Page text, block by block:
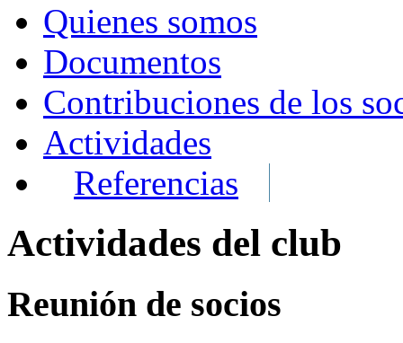
Quienes somos
Documentos
Contribuciones de los
Actividades
Referencias
Actividades del club
Reunión de socios